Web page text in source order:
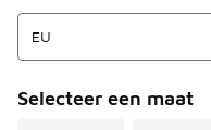
Selecteer een maat